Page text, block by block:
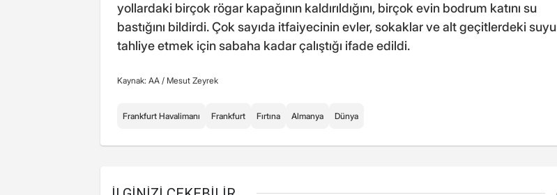
yollardaki birçok rögar kapağının kaldırıldığını, birçok evin bodrum katını su
bastığını bildirdi. Çok sayıda itfaiyecinin evler, sokaklar ve alt geçitlerdeki suyu
tahliye etmek için sabaha kadar çalıştığı ifade edildi.
Kaynak: AA / Mesut Zeyrek
Frankfurt Havalimanı Frankfurt Fırtına Almanya Dünya